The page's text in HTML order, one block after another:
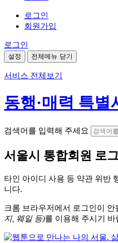
로그인
회원가입
로그인
설정 전체메뉴 닫기
서비스 전체보기
동행·매력 특별
검색어를 입력해 주세요
서울시 통합회원 로
타인 아이디 사용 등 약관 위반
니다.
크롬 브라우저에서 로그인이 안
지, 웨일 등)를 이용해 주시기 바